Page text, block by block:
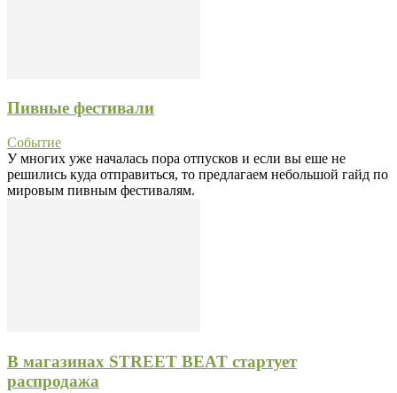
Пивные фестивали
Событие
У многих уже началась пора отпусков и если вы еше не
решились куда отправиться, то предлагаем небольшой гайд по
мировым пивным фестивалям.
В магазинах STREET BEAT стартует
распродажа